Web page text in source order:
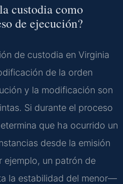
custodia como
de ejecución?
de custodia en Virginia
de la orden
y la modificación son
Si durante el proceso
que ha ocurrido un
desde la emisión
un patrón de
la estabilidad del menor—